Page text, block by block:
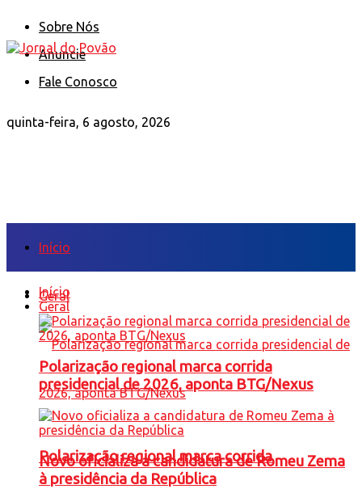
Sobre Nós
Anuncie
Fale Conosco
quinta-feira, 6 agosto, 2026
Início
Geral
Polarização regional marca corrida
Início
Geral
Polarização regional marca corrida
presidencial de 2026, aponta BTG/Nexus
Novo oficializa a candidatura de Romeu Zema
à presidência da República